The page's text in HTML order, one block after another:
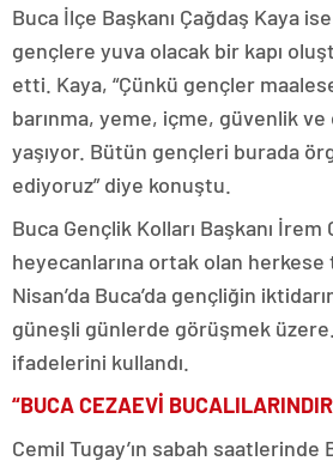
Buca İlçe Başkanı Çağdaş Kaya
gençlere yuva olacak bir kapı
etti. Kaya, “Çünkü gençler
barınma, yeme, içme, güvenlik
yaşıyor. Bütün gençleri burada
ediyoruz” diye konuştu.
Buca Gençlik Kolları Başkanı İrem
heyecanlarına ortak olan herkese
Nisan’da Buca’da gençliğin
güneşli günlerde görüşmek üzere.
ifadelerini kullandı.
“BUCA CEZAEVİ
Cemil Tugay’ın sabah saatlerinde